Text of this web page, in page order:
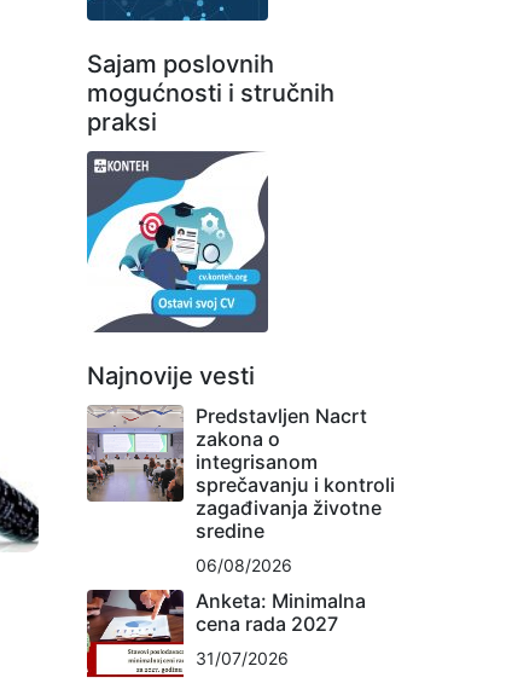
Sajam poslovnih
mogućnosti i stručnih
praksi
Najnovije vesti
Predstavljen Nacrt
zakona o
integrisanom
sprečavanju i kontroli
zagađivanja životne
sredine
06/08/2026
Anketa: Minimalna
cena rada 2027
31/07/2026